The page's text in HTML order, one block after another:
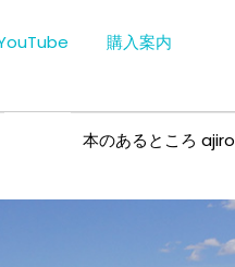
購入案内
本のあるところ ajiro